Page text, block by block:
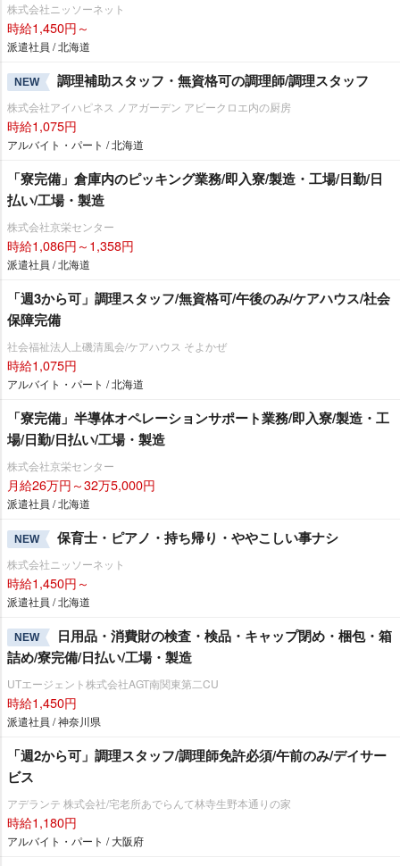
株式会社ニッソーネット
時給1,450円～
派遣社員 / 北海道
NEW 調理補助スタッフ・無資格可の調理師/調理スタッフ
株式会社アイハピネス ノアガーデン アビークロエ内の厨房
時給1,075円
アルバイト・パート / 北海道
「寮完備」倉庫内のピッキング業務/即入寮/製造・工場/日勤/日
払い/工場・製造
株式会社京栄センター
時給1,086円～1,358円
派遣社員 / 北海道
「週3から可」調理スタッフ/無資格可/午後のみ/ケアハウス/社会
保障完備
社会福祉法人上磯清風会/ケアハウス そよかぜ
時給1,075円
アルバイト・パート / 北海道
「寮完備」半導体オペレーションサポート業務/即入寮/製造・工
場/日勤/日払い/工場・製造
株式会社京栄センター
月給26万円～32万5,000円
派遣社員 / 北海道
NEW 保育士・ピアノ・持ち帰り・ややこしい事ナシ
株式会社ニッソーネット
時給1,450円～
派遣社員 / 北海道
NEW
日用品・消費財の検査・検品・キャップ閉め・梱包・箱
詰め/寮完備/日払い/工場・製造
UTエージェント株式会社AGT南関東第二CU
時給1,450円
派遣社員 / 神奈川県
「週2から可」調理スタッフ/調理師免許必須/午前のみ/デイサー
ビス
アデランテ 株式会社/宅老所あでらんて林寺生野本通りの家
時給1,180円
アルバイト・パート / 大阪府